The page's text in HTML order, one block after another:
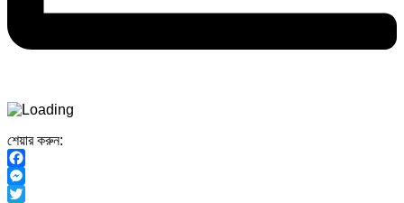
শেয়ার করুন:
Facebook
Messenger